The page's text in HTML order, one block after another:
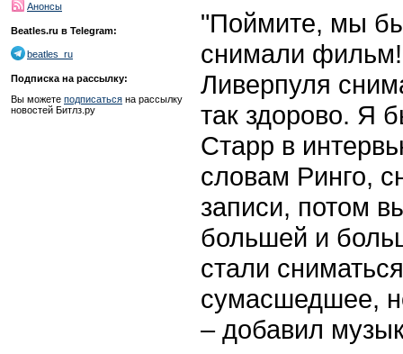
Анонсы
Beatles.ru в Telegram:
beatles_ru
Подписка на рассылку:
Вы можете подписаться на рассылку
новостей Битлз.ру
"Поймите, мы
снимали фильм!
Ливерпуля
так здорово. Я
Старр в
словам Ринго,
записи, потом
большей и
стали
сумасшедшее,
– добавил